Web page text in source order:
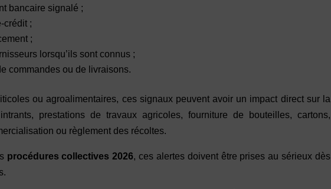
bancaire signalé ;
crédit ;
;
lorsqu’ils sont connus ;
commandes ou de livraisons.
ou agroalimentaires, ces signaux peuvent avoir un impact direct sur la
prestations de travaux agricoles, fourniture de bouteilles, cartons,
ou règlement des récoltes.
procédures collectives 2026, ces alertes doivent être prises au sérieux dès